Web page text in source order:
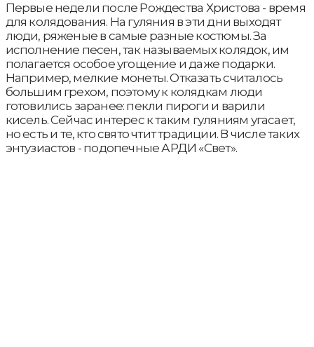
Первые недели после Рождества Христова - время
для колядования. На гуляния в эти дни выходят
люди, ряженые в самые разные костюмы. За
исполнение песен, так называемых колядок, им
полагается особое угощение и даже подарки.
Например, мелкие монеты. Отказать считалось
большим грехом, поэтому к колядкам люди
готовились заранее: пекли пироги и варили
кисель. Сейчас интерес к таким гуляниям угасает,
но есть и те, кто свято чтит традиции. В числе таких
энтузиастов - подопечные АРДИ «Свет».